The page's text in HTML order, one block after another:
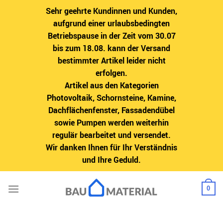
Sehr geehrte Kundinnen und Kunden,
aufgrund einer urlaubsbedingten
Betriebspause in der Zeit vom 30.07
bis zum 18.08. kann der Versand
bestimmter Artikel leider nicht
erfolgen.
Artikel aus den Kategorien
Photovoltaik, Schornsteine, Kamine,
Dachflächenfenster, Fassadendübel
sowie Pumpen werden weiterhin
regulär bearbeitet und versendet.
Wir danken Ihnen für Ihr Verständnis
und Ihre Geduld.
Inhalt
0